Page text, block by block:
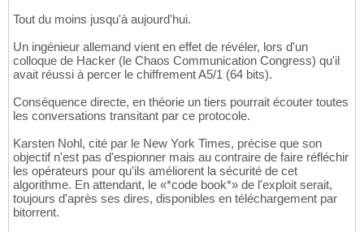
Tout du moins jusqu'à aujourd'hui.
Un ingénieur allemand vient en effet de révéler, lors d'un
colloque de Hacker (le Chaos Communication Congress) qu'il
avait réussi à percer le chiffrement A5/1 (64 bits).
Conséquence directe, en théorie un tiers pourrait écouter toutes
les conversations transitant par ce protocole.
Karsten Nohl, cité par le New York Times, précise que son
objectif n'est pas d'espionner mais au contraire de faire réfléchir
les opérateurs pour qu'ils améliorent la sécurité de cet
algorithme. En attendant, le «*code book*» de l'exploit serait,
toujours d'après ses dires, disponibles en téléchargement par
bitorrent.